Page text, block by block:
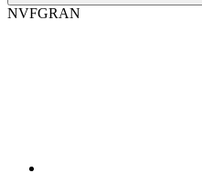
NVFGRAN